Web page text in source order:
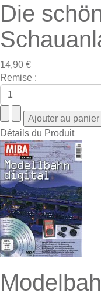
Die
14,90 €
Remise :
Détails du Produit